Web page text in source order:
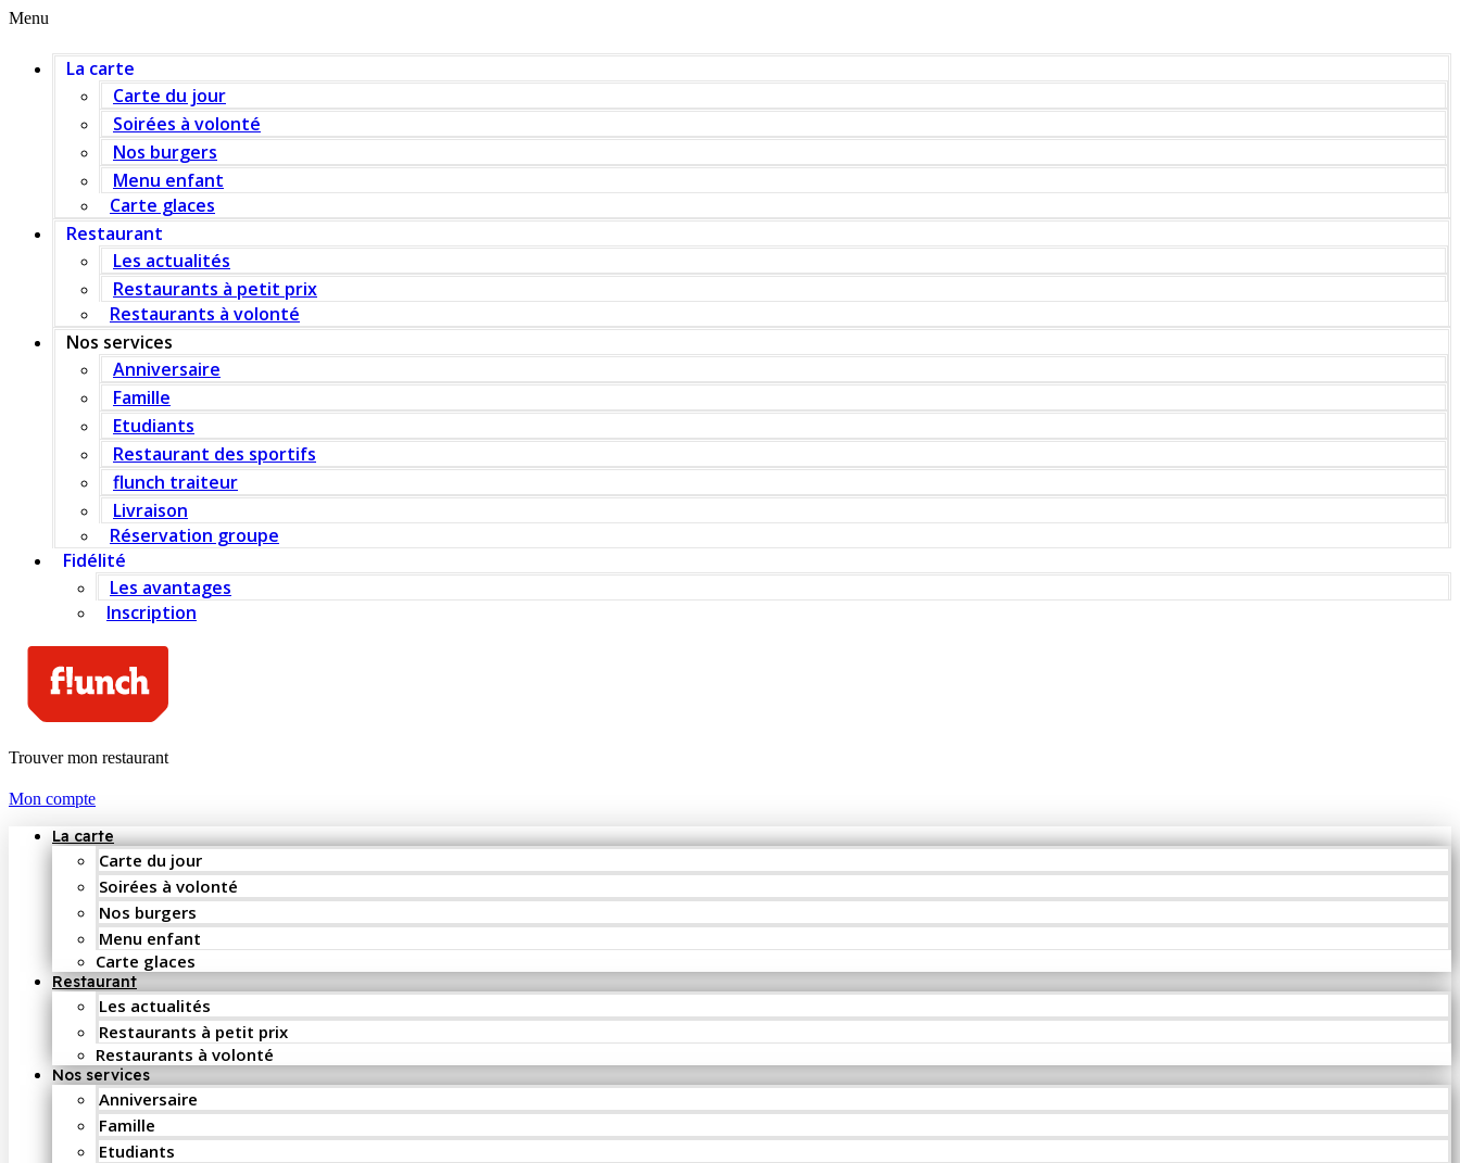
Menu
La carte
Carte du jour
Soirées à volonté
Nos burgers
Menu enfant
Carte glaces
Restaurant
Les actualités
Restaurants à petit prix
Restaurants à volonté
Nos services
Anniversaire
Famille
Etudiants
Restaurant des sportifs
flunch traiteur
Livraison
Réservation groupe
Fidélité
Les avantages
Inscription
Trouver mon restaurant
Mon compte
La carte
Carte du jour
Soirées à volonté
Nos burgers
Menu enfant
Carte glaces
Restaurant
Les actualités
Restaurants à petit prix
Restaurants à volonté
Nos services
Anniversaire
Famille
Etudiants